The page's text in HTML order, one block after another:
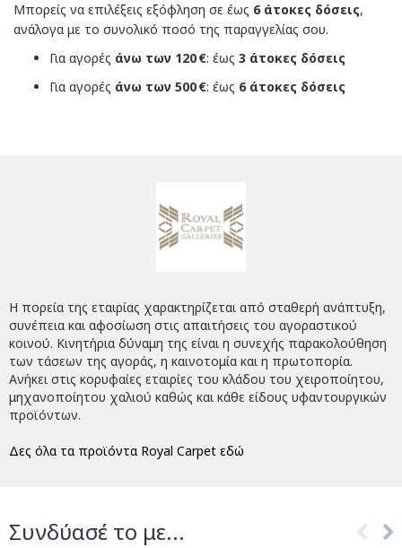
Μπορείς να επιλέξεις εξόφληση σε έως 6 άτοκες δόσεις,
ανάλογα με το συνολικό ποσό της παραγγελίας σου.
Για αγορές άνω των 120 €: έως 3 άτοκες δόσεις
Για αγορές άνω των 500 €: έως 6 άτοκες δόσεις
Η πορεία της εταιρίας χαρακτηρίζεται από σταθερή ανάπτυξη,
συνέπεια και αφοσίωση στις απαιτήσεις του αγοραστικού
κοινού. Κινητήρια δύναμη της είναι η συνεχής παρακολούθηση
των τάσεων της αγοράς, η καινοτομία και η πρωτοπορία.
Ανήκει στις κορυφαίες εταιρίες του κλάδου του χειροποίητου,
μηχανοποίητου χαλιού καθώς και κάθε είδους υφαντουργικών
προϊόντων.
Δες όλα τα προϊόντα Royal Carpet εδώ
Συνδύασέ το με...